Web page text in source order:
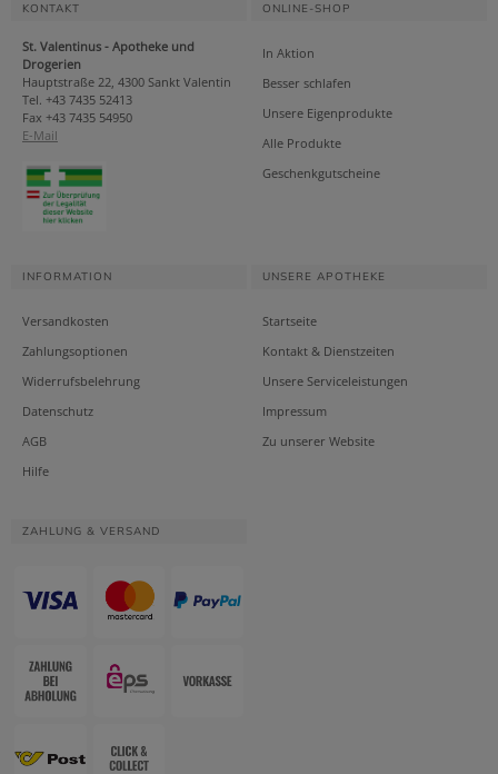
KONTAKT
St. Valentinus - Apotheke und
Drogerien
Hauptstraße 22, 4300 Sankt Valentin
Tel. +43 7435 52413
Fax +43 7435 54950
E-Mail
ONLINE-SHOP
In Aktion
Besser schlafen
Unsere Eigenprodukte
Alle Produkte
Geschenkgutscheine
INFORMATION
Versandkosten
Zahlungsoptionen
Widerrufsbelehrung
Datenschutz
AGB
Hilfe
UNSERE APOTHEKE
Startseite
Kontakt & Dienstzeiten
Unsere Serviceleistungen
Impressum
Zu unserer Website
ZAHLUNG & VERSAND